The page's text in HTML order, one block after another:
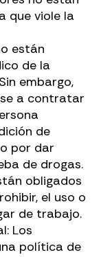
que viole la
están
de la
embargo,
a contratar
de
por dar
de drogas.
obligados
el uso o
de trabajo.
Los
política de